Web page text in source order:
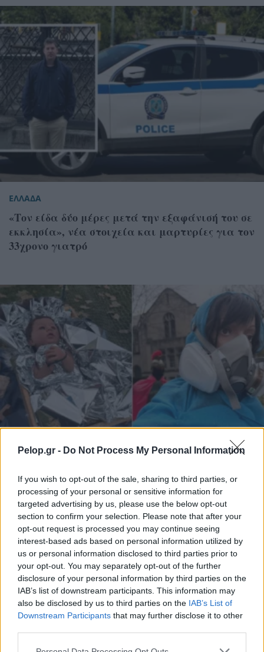
Pelop.gr - Do Not Process My Personal Information
If you wish to opt-out of the sale, sharing to third parties, or
processing of your personal or sensitive information for
targeted advertising by us, please use the below opt-out
section to confirm your selection. Please note that after your
opt-out request is processed you may continue seeing
interest-based ads based on personal information utilized by
us or personal information disclosed to third parties prior to
your opt-out. You may separately opt-out of the further
disclosure of your personal information by third parties on the
IAB’s list of downstream participants. This information may
also be disclosed by us to third parties on the IAB’s List of
Downstream Participants that may further disclose it to other
Please note that this website/app uses one or more Google
ΕΛΛΑΔΑ
«Τον είδα δύο μέρες μετά την εξαφάνισή του σε
εκκλησία», νέα στοιχεία και μαρτυρίες για τον
33χρονο γιατρό
ΗΠΑ
Σικάγο: Φάτνη-μήνυμα για τους μετανάστες
προκαλεί θύελλα αντιδράσεων – Η εκκλησία
επιμένει στο «ριζοσπαστικό» έργο